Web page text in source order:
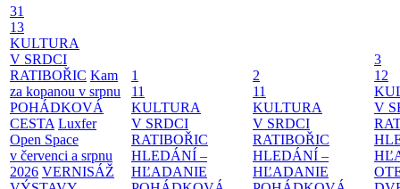
31
13
KULTURA
V SRDCI
RATIBOŘIC Kam
za kopanou v srpnu
POHÁDKOVÁ
CESTA Luxfer
Open Space
v červenci a srpnu
2026 VERNISÁŽ
1
11
KULTURA
V SRDCI
RATIBOŘIC
HLEDÁNÍ –
HĽADANIE
2
11
KULTURA
V SRDCI
RATIBOŘIC
HLEDÁNÍ –
HĽADANIE
3
12
V